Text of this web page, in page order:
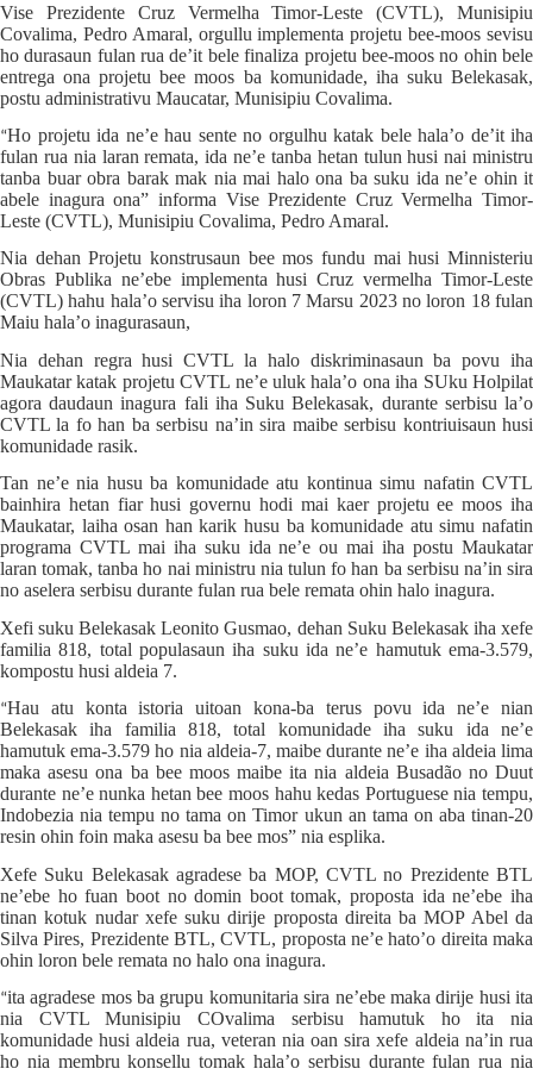
Vise Prezidente Cruz Vermelha Timor-Leste (CVTL), Munisipiu
Covalima, Pedro Amaral, orgullu implementa projetu bee-moos sevisu
ho durasaun fulan rua de’it bele finaliza projetu bee-moos no ohin bele
entrega ona projetu bee moos ba komunidade, iha suku Belekasak,
postu administrativu Maucatar, Munisipiu Covalima.
“Ho projetu ida ne’e hau sente no orgulhu katak bele hala’o de’it iha
fulan rua nia laran remata, ida ne’e tanba hetan tulun husi nai ministru
tanba buar obra barak mak nia mai halo ona ba suku ida ne’e ohin it
abele inagura ona” informa Vise Prezidente Cruz Vermelha Timor-
Leste (CVTL), Munisipiu Covalima, Pedro Amaral.
Nia dehan Projetu konstrusaun bee mos fundu mai husi Minnisteriu
Obras Publika ne’ebe implementa husi Cruz vermelha Timor-Leste
(CVTL) hahu hala’o servisu iha loron 7 Marsu 2023 no loron 18 fulan
Maiu hala’o inagurasaun,
Nia dehan regra husi CVTL la halo diskriminasaun ba povu iha
Maukatar katak projetu CVTL ne’e uluk hala’o ona iha SUku Holpilat
agora daudaun inagura fali iha Suku Belekasak, durante serbisu la’o
CVTL la fo han ba serbisu na’in sira maibe serbisu kontriuisaun husi
komunidade rasik.
Tan ne’e nia husu ba komunidade atu kontinua simu nafatin CVTL
bainhira hetan fiar husi governu hodi mai kaer projetu ee moos iha
Maukatar, laiha osan han karik husu ba komunidade atu simu nafatin
programa CVTL mai iha suku ida ne’e ou mai iha postu Maukatar
laran tomak, tanba ho nai ministru nia tulun fo han ba serbisu na’in sira
no aselera serbisu durante fulan rua bele remata ohin halo inagura.
Xefi suku Belekasak Leonito Gusmao, dehan Suku Belekasak iha xefe
familia 818, total populasaun iha suku ida ne’e hamutuk ema-3.579,
kompostu husi aldeia 7.
“Hau atu konta istoria uitoan kona-ba terus povu ida ne’e nian
Belekasak iha familia 818, total komunidade iha suku ida ne’e
hamutuk ema-3.579 ho nia aldeia-7, maibe durante ne’e iha aldeia lima
maka asesu ona ba bee moos maibe ita nia aldeia Busadão no Duut
durante ne’e nunka hetan bee moos hahu kedas Portuguese nia tempu,
Indobezia nia tempu no tama on Timor ukun an tama on aba tinan-20
resin ohin foin maka asesu ba bee mos” nia esplika.
Xefe Suku Belekasak agradese ba MOP, CVTL no Prezidente BTL
ne’ebe ho fuan boot no domin boot tomak, proposta ida ne’ebe iha
tinan kotuk nudar xefe suku dirije proposta direita ba MOP Abel da
Silva Pires, Prezidente BTL, CVTL, proposta ne’e hato’o direita maka
ohin loron bele remata no halo ona inagura.
“ita agradese mos ba grupu komunitaria sira ne’ebe maka dirije husi ita
nia CVTL Munisipiu COvalima serbisu hamutuk ho ita nia
komunidade husi aldeia rua, veteran nia oan sira xefe aldeia na’in rua
ho nia membru konsellu tomak hala’o serbisu durante fulan rua nia